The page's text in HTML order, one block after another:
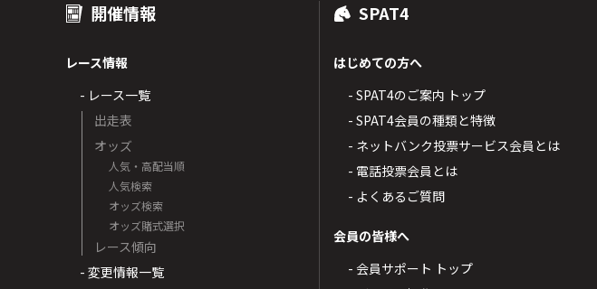
開催情報
レース情報
- レース一覧
出走表
オッズ
人気・高配当順
人気検索
オッズ検索
オッズ賭式選択
レース傾向
- 変更情報一覧
SPAT4
はじめての方へ
- SPAT4のご案内 トップ
- SPAT4会員の種類と特徴
- ネットバンク投票サービス会員とは
- 電話投票会員とは
- よくあるご質問
会員の皆様へ
- 会員サポート トップ